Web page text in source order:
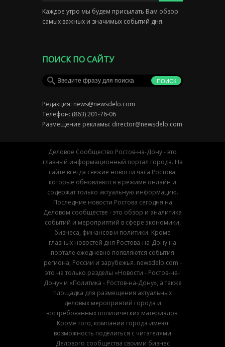
Каждое утро мы будем присылать Вам обзор
самых важных и значимых событий дня.
ПОИСК ПО САЙТУ
Редакция: news@newsdelo.com
Телефон: (863) 201-76-06
Размещение рекламы: director@newsdelo.com
Деловое Сообщество Ростов-на-Дону - это
главный информационный портал города. На
сайте всегда свежие новости часа Ростова,
которые обновляются в режиме онлайн и
содержат только актуальную информацию.
Последние новости Ростова сегодня на
Деловом сообществе - это обзор и аналитика
событий и мероприятий в сфере экономики,
бизнеса, финансов и политики. Кроме
главных новостей дня Ростова-на-Дону на
портале ежедневно появляются события
региона, России и зарубежья. newsdelo.com -
это не только разделы «Новости - Ростов-на-
Дону» и «Политика - Ростов-на-Дону», а также
площадка для размещения актуальных
деловых мероприятий города и
востребованных политических материалов.
Кроме того, компании города имеют
возможность поделиться с читателями
Делового сообщества своими бизнес